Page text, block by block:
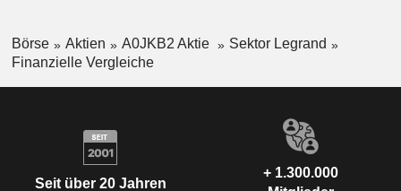
Börse Aktien A0JKB2 Aktie
Sektor Legrand
Finanzielle Vergleiche
Seit über 20 Jahren
+ 1.300.000